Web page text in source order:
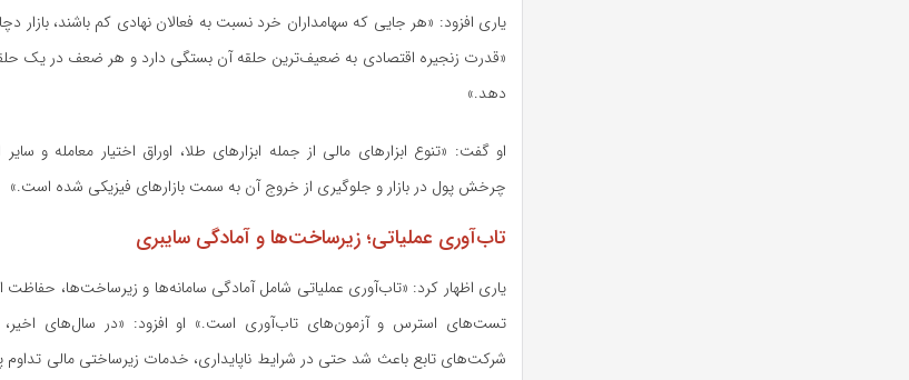
یاری افزود: «هر جایی که سهامداران خرد نسبت به فعالان نهادی کم باشند، بازار
«قدرت زنجیره اقتصادی به ضعیف‌ترین حلقه آن بستگی دارد و هر ضعف در یک
دهد.»
او گفت: «تنوع ابزار‌های مالی از جمله ابزار‌های طلا، اوراق اختیار معامله و
چرخش پول در بازار و جلوگیری از خروج آن به سمت بازار‌های فیزیکی شده است.»
تاب‌آوری عملیاتی؛ زیرساخت‌ها و آمادگی سایبری
یاری اظهار کرد: «تاب‌آوری عملیاتی شامل آمادگی سامانه‌ها و زیرساخت‌ها، حفاظت از
تست‌های استرس و آزمون‌های تاب‌آوری است.» او افزود: «در سال‌های اخیر،
شرکت‌های تابع باعث شد حتی در شرایط ناپایداری، خدمات زیرساختی مالی تداوم